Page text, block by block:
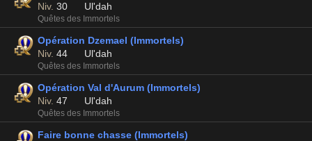
Niv. 30 Ul'dah
Quêtes des Immortels
Opération Dzemael (Immortels)
Niv. 44 Ul'dah
Quêtes des Immortels
Opération Val d'Aurum (Immortels)
Niv. 47 Ul'dah
Quêtes des Immortels
Faire bonne chasse (Immortels)